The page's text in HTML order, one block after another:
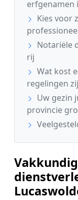
erfgenamen
Kies voor
Notariële
rij
Wat kost
regelingen
Uw gezin
provincie